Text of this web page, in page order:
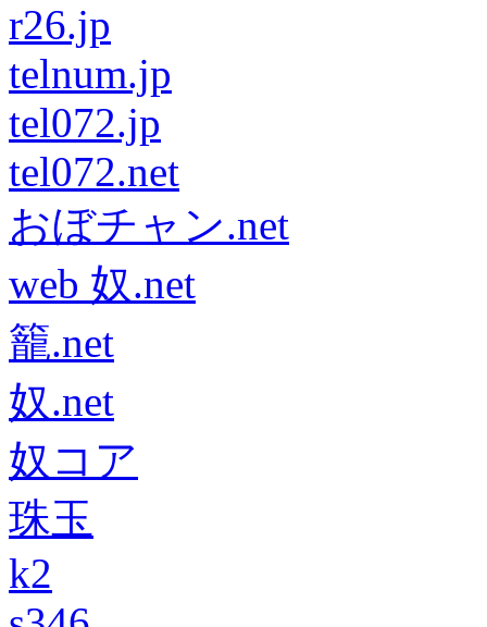
r26.jp
telnum.jp
tel072.jp
tel072.net
おぼチャン.net
web 奴.net
籠.net
奴.net
奴コア
珠玉
k2